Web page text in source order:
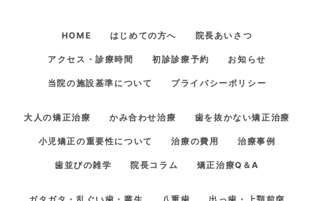
HOME はじめての方へ 院長あいさつ
アクセス・診療時間 初診診療予約 お知らせ
当院の施設基準について プライバシーポリシー
大人の矯正治療 かみ合わせ治療 歯を抜かない矯正治療
小児矯正の重要性について 治療の費用 治療事例
歯並びの雑学 院長コラム 矯正治療Q＆A